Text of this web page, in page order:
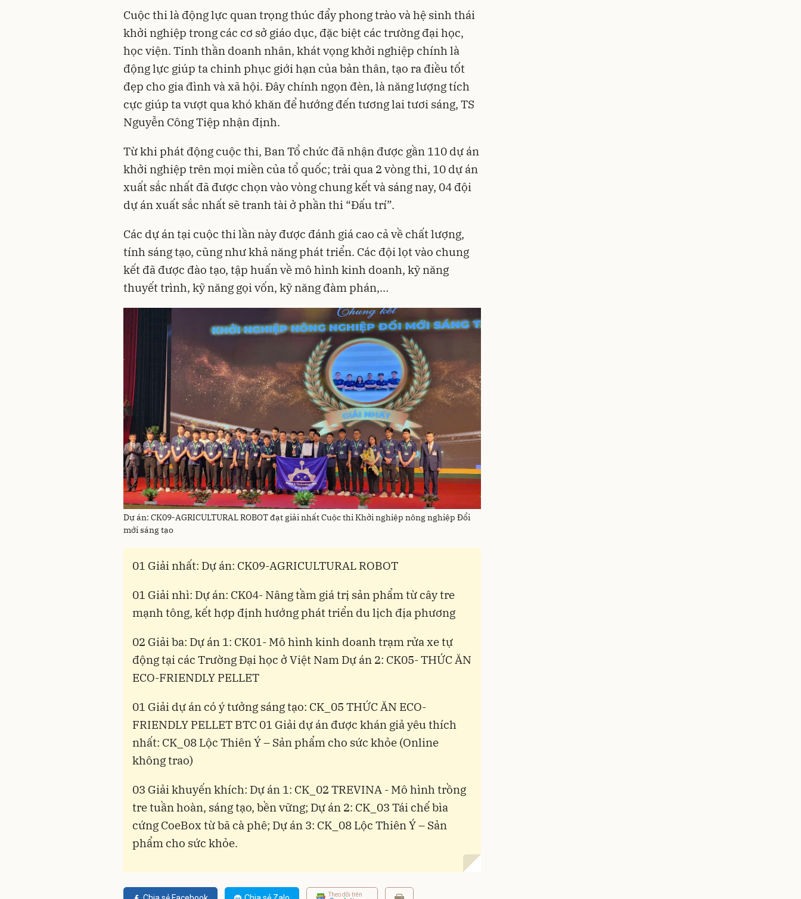
Cuộc thi là động lực quan trọng thúc đẩy phong trào và hệ sinh thái
khởi nghiệp trong các cơ sở giáo dục, đặc biệt các trường đại học,
học viện. Tinh thần doanh nhân, khát vọng khởi nghiệp chính là
động lực giúp ta chinh phục giới hạn của bản thân, tạo ra điều tốt
đẹp cho gia đình và xã hội. Đây chính ngọn đèn, là năng lượng tích
cực giúp ta vượt qua khó khăn để hướng đến tương lai tươi sáng, TS
Nguyễn Công Tiệp nhận định.
Từ khi phát động cuộc thi, Ban Tổ chức đã nhận được gần 110 dự án
khởi nghiệp trên mọi miền của tổ quốc; trải qua 2 vòng thi, 10 dự án
xuất sắc nhất đã được chọn vào vòng chung kết và sáng nay, 04 đội
dự án xuất sắc nhất sẽ tranh tài ở phần thi “Đấu trí”.
Các dự án tại cuộc thi lần này được đánh giá cao cả về chất lượng,
tính sáng tạo, cũng như khả năng phát triển. Các đội lọt vào chung
kết đã được đào tạo, tập huấn về mô hình kinh doanh, kỹ năng
thuyết trình, kỹ năng gọi vốn, kỹ năng đàm phán,…
Dự án: CK09-AGRICULTURAL ROBOT đạt giải nhất Cuộc thi Khởi nghiệp nông nghiệp Đổi
mới sáng tạo
01 Giải nhất: Dự án: CK09-AGRICULTURAL ROBOT
01 Giải nhì: Dự án: CK04- Nâng tầm giá trị sản phẩm từ cây tre
mạnh tông, kết hợp định hướng phát triển du lịch địa phương
02 Giải ba: Dự án 1: CK01- Mô hình kinh doanh trạm rửa xe tự
động tại các Trường Đại học ở Việt Nam Dự án 2: CK05- THỨC ĂN
ECO-FRIENDLY PELLET
01 Giải dự án có ý tưởng sáng tạo: CK_05 THỨC ĂN ECO-
FRIENDLY PELLET BTC 01 Giải dự án được khán giả yêu thích
nhất: CK_08 Lộc Thiên Ý – Sản phẩm cho sức khỏe (Online
không trao)
03 Giải khuyến khích: Dự án 1: CK_02 TREVINA - Mô hình trồng
tre tuần hoàn, sáng tạo, bền vững; Dự án 2: CK_03 Tái chế bìa
cứng CoeBox từ bã cà phê; Dự án 3: CK_08 Lộc Thiên Ý – Sản
phẩm cho sức khỏe.
Theo dõi trên